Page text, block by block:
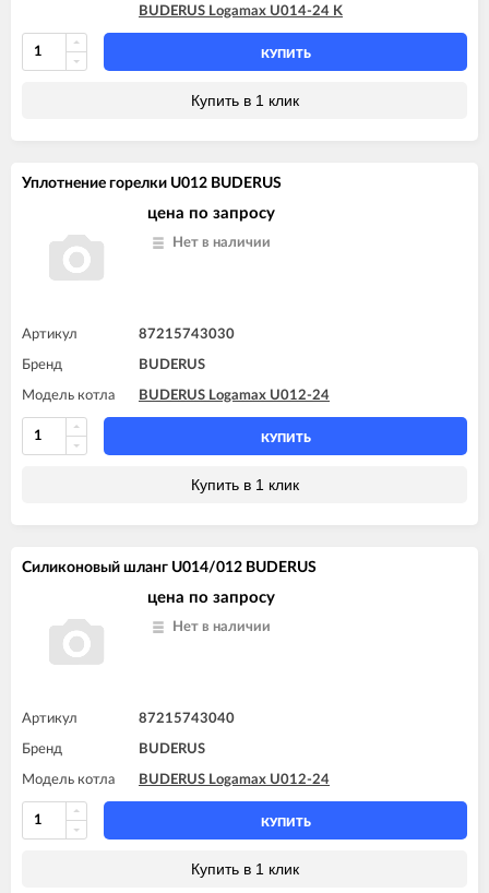
BUDERUS Logamax U014-24 K
КУПИТЬ
Купить в 1 клик
Уплотнение горелки U012 BUDERUS
цена по запросу
Нет в наличии
Артикул 87215743030
Бренд BUDERUS
Модель котла BUDERUS Logamax U012-24
КУПИТЬ
Купить в 1 клик
Силиконовый шланг U014/012 BUDERUS
цена по запросу
Нет в наличии
Артикул 87215743040
Бренд BUDERUS
Модель котла BUDERUS Logamax U012-24
КУПИТЬ
Купить в 1 клик